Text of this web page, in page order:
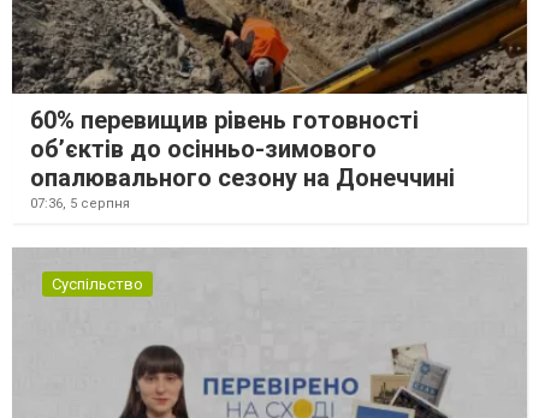
60% перевищив рівень готовності
об’єктів до осінньо-зимового
опалювального сезону на Донеччині
07:36, 5 серпня
Суспільство